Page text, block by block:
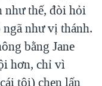
như thế, đòi hỏi
như vị thánh.
bằng Jane
hơn, chỉ vì
tôi) chen lấn